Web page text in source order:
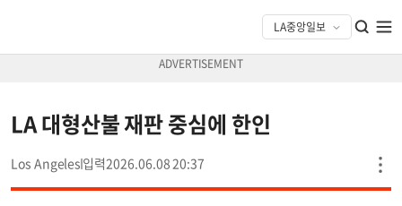
LA 대형산불 재판 중심에 한인
Los Angeles 2026.06.08 20:37